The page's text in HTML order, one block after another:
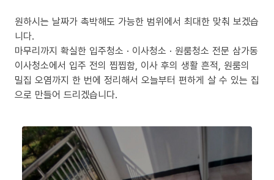
원하시는 날짜가 촉박해도 가능한 범위에서 최대한 맞춰 보겠습
니다.
마무리까지 확실한 입주청소 · 이사청소 · 원룸청소 전문 삼가동
이사청소에서 입주 전의 찝찝함, 이사 후의 생활 흔적, 원룸의
밀집 오염까지 한 번에 정리해서 오늘부터 편하게 살 수 있는 집
으로 만들어 드리겠습니다.